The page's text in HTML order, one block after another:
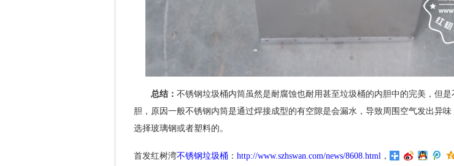
总结： 不锈钢垃圾桶内筒虽然是耐腐蚀也耐用甚至垃圾桶的内胆中的完美，但
胆，原因一般不锈钢内筒是通过焊接成型的有空隙是会漏水，导致周围空气发出异
选择玻璃钢或者塑料的。
首发红树湾不锈钢垃圾桶 ： http://www.szhswan.com/news/8608.html ，